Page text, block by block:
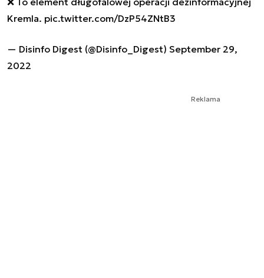
Kremla. pic.twitter.com/DzP54ZNtB3
— Disinfo Digest (@Disinfo_Digest) September 29,
2022
Reklama